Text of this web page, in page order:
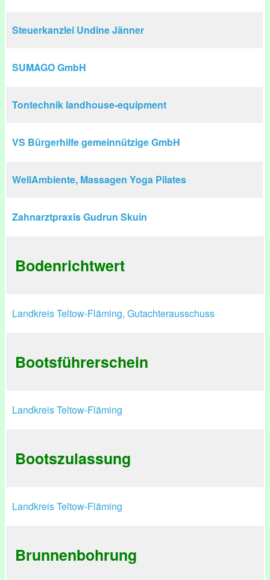
Steuerkanzlei Undine Jänner
SUMAGO GmbH
Tontechnik landhouse-equipment
VS Bürgerhilfe gemeinnützige GmbH
WellAmbiente, Massagen Yoga Pilates
Zahnarztpraxis Gudrun Skuin
Bodenrichtwert
Landkreis Teltow-Fläming, Gutachterausschuss
Bootsführerschein
Landkreis Teltow-Fläming
Bootszulassung
Landkreis Teltow-Fläming
Brunnenbohrung